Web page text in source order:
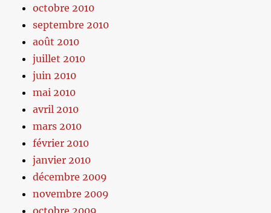
octobre 2010
septembre 2010
août 2010
juillet 2010
juin 2010
mai 2010
avril 2010
mars 2010
février 2010
janvier 2010
décembre 2009
novembre 2009
octobre 2009